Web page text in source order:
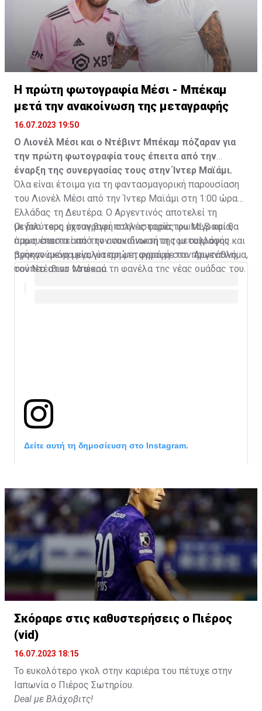
Η πρώτη φωτογραφία Μέσι - Μπέκαμ
μετά την ανακοίνωση της μεταγραφής
16.07.2023 19:50
Ο Λιονέλ Μέσι και ο Ντέβιντ Μπέκαμ πόζαραν για
την πρώτη φωτογραφία τους έπειτα από την
έναρξη της συνεργασίας τους στην Ίντερ Μαϊάμι.
Όλα είναι έτοιμα για τη φαντασμαγορική παρουσίαση
του Λιονέλ Μέσι από την Ίντερ Μαϊάμι στη 1:00 ώρα
Ελλάδας τη Δευτέρα. Ο Αργεντινός αποτελεί τη
μεγαλύτερη μεταγραφή στην ιστορία του MLS και θα
παρουσιαστεί από τον συνιδιοκτήτη του συλλόγου και
προηγούμενη μεγαλύτερη μεταγραφή στο πρωτάθλημα,
τον Ντέιβιντ Μπέκαμ.
Οι δυο τους έχουν βγει πολλές φορές φωτογραφία,
όμως έπειτα από την ανακοίνωση της μεταγραφής
βγήκαν ακόμα μία, για πρώτη φορά με τον Αργεντινό
σούπερ σταρ να φορά τη φανέλα της νέας ομάδας του.
Δείτε αυτή τη δημοσίευση στο Instagram.
Η δημοσίευση κοινοποιήθηκε από το χρήστη David Beckham
Σκόραρε στις καθυστερήσεις ο Πιέρος
(vid)
16.07.2023 18:15
Το ευκολότερο γκολ στην καριέρα του πέτυχε στην
Ιαπωνία ο Πιέρος Σωτηρίου.
Deal με Βλάχοβιτς!